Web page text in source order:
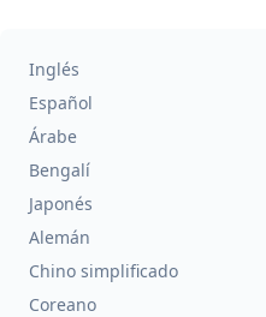
Inglés
Español
Árabe
Bengalí
Japonés
Alemán
Chino simplificado
Coreano